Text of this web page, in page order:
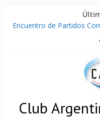
Encuentro de Partidos
Díaz-Canel: «Cuba no
que exportar ideas; es la
Entregan en Cuba
ONU gestiona con
Cuba, la «Gaza silenciosa»
Club